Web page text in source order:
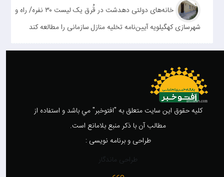
خانه‌های دولتی دهدشت در قُرق یک لیست ۳۰ نفره/ راه و
شهرسازی کهگیلویه آیین‌نامه تخلیه منازل سازمانی را مطالعه کند
کليه حقوق اين سايت متعلق به "افتوخبر" مي باشد و استفاده از
مطالب آن با ذکر منبع بلامانع است.
طراحی و برنامه نویسی :
طراحی ماندگار